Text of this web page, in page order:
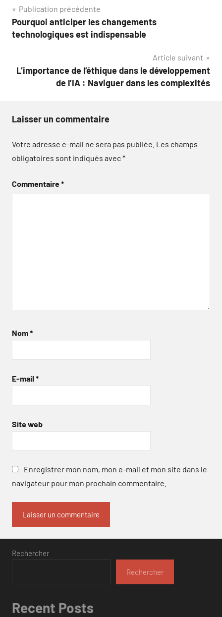
Navigation
de
Publication précédente
Pourquoi anticiper les changements
technologiques est indispensable
Article suivant
L’importance de l’éthique dans le développement
de l’IA : Naviguer dans les complexités
Laisser un commentaire
Votre adresse e-mail ne sera pas publiée. Les champs
obligatoires sont indiqués avec*
Commentaire*
Nom*
E-mail *
Site web
Enregistrer mon nom, mon e-mail et mon site dans le
navigateur pour mon prochain commentaire.
Rechercher
Rechercher
Recent Posts